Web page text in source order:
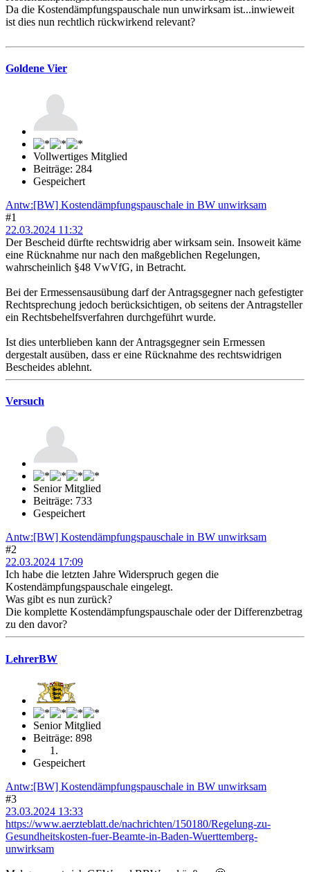
Da die Kostendämpfungspauschale nun unwirksam ist...inwieweit
ist dies nun rechtlich rückwirkend relevant?
Goldene Vier
Vollwertiges Mitglied
Beiträge: 284
Gespeichert
Antw:[BW] Kostendämpfungspauschale in BW unwirksam
#1
22.03.2024 11:32
Der Bescheid dürfte rechtswidrig aber wirksam sein. Insoweit käme
eine Rücknahme nur nach den maßgeblichen Regelungen,
wahrscheinlich §48 VwVfG, in Betracht.
Bei der Ermessensausübung darf der Antragsgegner nach gefestigter
Rechtsprechung jedoch berücksichtigen, ob seitens der Antragsteller
ein Rechtsbehelfsverfahren durchgeführt wurde.
Ist dies unterblieben kann der Antragsgegner sein Ermessen
dergestalt ausüben, dass er eine Rücknahme des rechtswidrigen
Bescheides ablehnt.
Versuch
Senior Mitglied
Beiträge: 733
Gespeichert
Antw:[BW] Kostendämpfungspauschale in BW unwirksam
#2
22.03.2024 17:09
Ich habe die letzten Jahre Widerspruch gegen die
Kostendämpfungspauschale eingelegt.
Was gibt es nun zurück?
Die komplette Kostendämpfungspauschale oder der Differenzbetrag
zu den davor?
LehrerBW
Senior Mitglied
Beiträge: 898
Gespeichert
Antw:[BW] Kostendämpfungspauschale in BW unwirksam
#3
23.03.2024 13:33
https://www.aerzteblatt.de/nachrichten/150180/Regelung-zu-
Gesundheitskosten-fuer-Beamte-in-Baden-Wuerttemberg-
unwirksam